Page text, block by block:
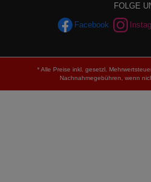
FOLGE
Facebook
* Alle Preise inkl. gesetzl.
Nachnahmegebühren, wenn